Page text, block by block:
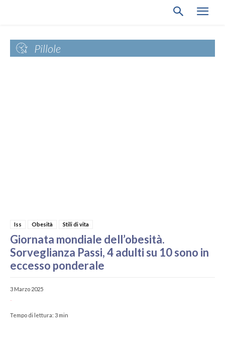
Pillole
Iss Obesità Stili di vita
Giornata mondiale dell’obesità.
Sorveglianza Passi, 4 adulti su 10 sono in
eccesso ponderale
3 Marzo 2025
-
Tempo di lettura: 3 min